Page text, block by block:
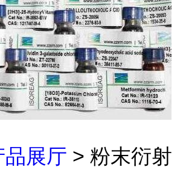
品展厅 > 粉末衍射